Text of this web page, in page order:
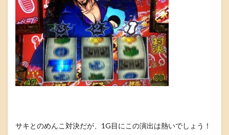
サキとのめんこ対決だが、1G目にこの演出は熱いでしょう！